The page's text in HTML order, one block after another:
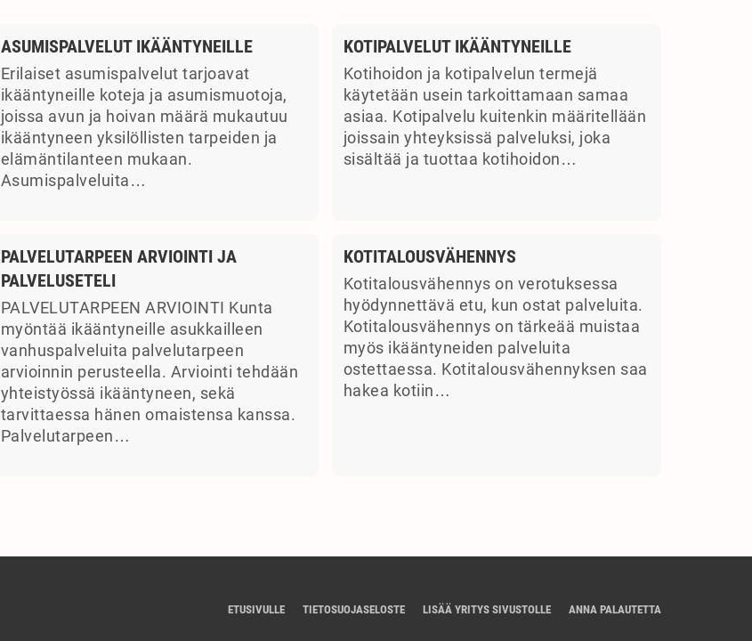
ASUMISPALVELUT IKÄÄNTYNEILLE
Erilaiset asumispalvelut tarjoavat
ikääntyneille koteja ja asumismuotoja,
joissa avun ja hoivan määrä mukautuu
ikääntyneen yksilöllisten tarpeiden ja
elämäntilanteen mukaan.
Asumispalveluita…
KOTIPALVELUT IKÄÄNTYNEILLE
Kotihoidon ja kotipalvelun termejä
käytetään usein tarkoittamaan samaa
asiaa. Kotipalvelu kuitenkin määritellään
joissain yhteyksissä palveluksi, joka
sisältää ja tuottaa kotihoidon…
PALVELUTARPEEN ARVIOINTI JA
PALVELUSETELI
PALVELUTARPEEN ARVIOINTI Kunta
myöntää ikääntyneille asukkailleen
vanhuspalveluita palvelutarpeen
arvioinnin perusteella. Arviointi tehdään
yhteistyössä ikääntyneen, sekä
tarvittaessa hänen omaistensa kanssa.
Palvelutarpeen…
KOTITALOUSVÄHENNYS
Kotitalousvähennys on verotuksessa
hyödynnettävä etu, kun ostat palveluita.
Kotitalousvähennys on tärkeää muistaa
myös ikääntyneiden palveluita
ostettaessa. Kotitalousvähennyksen saa
hakea kotiin…
ETUSIVULLE TIETOSUOJASELOSTE LISÄÄ YRITYS SIVUSTOLLE ANNA PALAUTETTA